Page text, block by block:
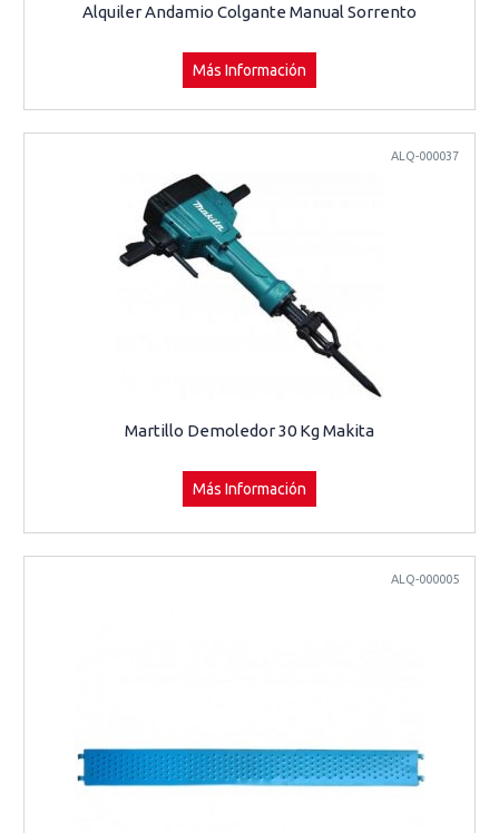
Alquiler Andamio Colgante Manual Sorrento
Más Información
ALQ-000037
Martillo Demoledor 30 Kg Makita
Más Información
ALQ-000005